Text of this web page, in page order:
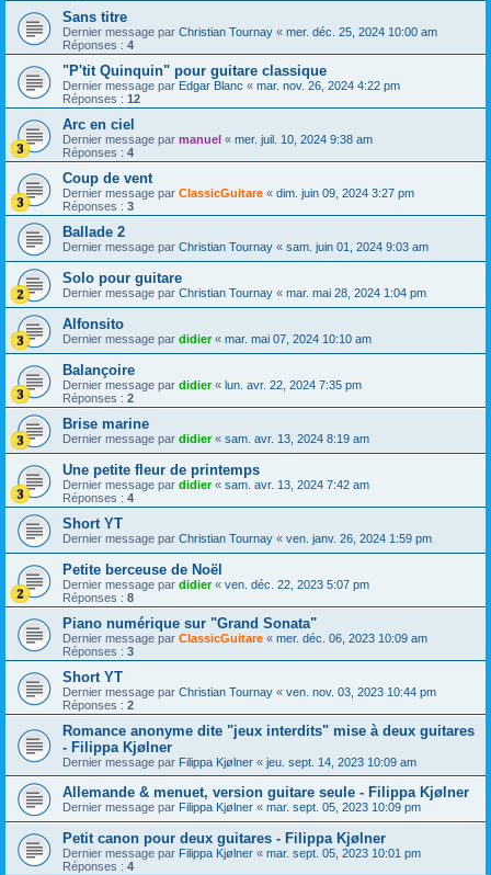
Sans titre
Dernier message par Christian Tournay « mer. déc. 25, 2024 10:00 am
Réponses : 4
"P'tit Quinquin" pour guitare classique
Dernier message par Edgar Blanc « mar. nov. 26, 2024 4:22 pm
Réponses : 12
Arc en ciel
Dernier message par manuel « mer. juil. 10, 2024 9:38 am
Réponses : 4
Coup de vent
Dernier message par ClassicGuitare « dim. juin 09, 2024 3:27 pm
Réponses : 3
Ballade 2
Dernier message par Christian Tournay « sam. juin 01, 2024 9:03 am
Solo pour guitare
Dernier message par Christian Tournay « mar. mai 28, 2024 1:04 pm
Alfonsito
Dernier message par didier« mar. mai 07, 2024 10:10 am
Balançoire
Dernier message par didier« lun. avr. 22, 2024 7:35 pm
Réponses : 2
Brise marine
Dernier message par didier« sam. avr. 13, 2024 8:19 am
Une petite fleur de printemps
Dernier message par didier« sam. avr. 13, 2024 7:42 am
Réponses : 4
Short YT
Dernier message par Christian Tournay « ven. janv. 26, 2024 1:59 pm
Petite berceuse de Noël
Dernier message par didier« ven. déc. 22, 2023 5:07 pm
Réponses : 8
Piano numérique sur "Grand Sonata"
Dernier message par ClassicGuitare « mer. déc. 06, 2023 10:09 am
Réponses : 3
Short YT
Dernier message par Christian Tournay « ven. nov. 03, 2023 10:44 pm
Réponses : 2
Romance anonyme dite "jeux interdits" mise à deux guitares
- Filippa Kjølner
Dernier message par Filippa Kjølner « jeu. sept. 14, 2023 10:09 am
Allemande & menuet, version guitare seule - Filippa Kjølner
Dernier message par Filippa Kjølner « mar. sept. 05, 2023 10:09 pm
Petit canon pour deux guitares - Filippa Kjølner
Dernier message par Filippa Kjølner « mar. sept. 05, 2023 10:01 pm
Réponses : 4